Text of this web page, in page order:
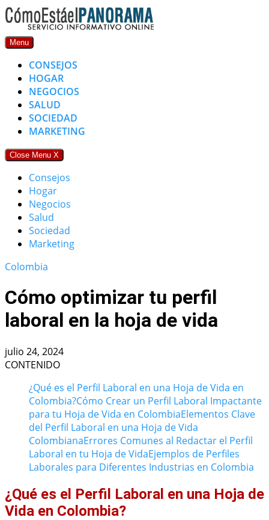
Skip
to
content
Menu
CONSEJOS
HOGAR
NEGOCIOS
SALUD
SOCIEDAD
MARKETING
Close Menu X
Consejos
Hogar
Negocios
Salud
Sociedad
Marketing
Colombia
Cómo optimizar tu perfil
laboral en la hoja de vida
julio 24, 2024
CONTENIDO
¿Qué es el Perfil Laboral en una Hoja de Vida en
Colombia?Cómo Crear un Perfil Laboral Impactante
para tu Hoja de Vida en ColombiaElementos Clave
del Perfil Laboral en una Hoja de Vida
ColombianaErrores Comunes al Redactar el Perfil
Laboral en tu Hoja de VidaEjemplos de Perfiles
Laborales para Diferentes Industrias en Colombia
¿Qué es el Perfil Laboral en una Hoja de
Vida en Colombia?